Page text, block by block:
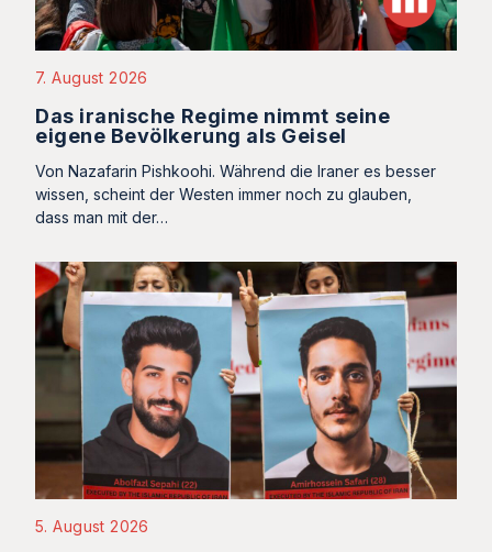
7. August 2026
Das iranische Regime nimmt seine
eigene Bevölkerung als Geisel
Von Nazafarin Pishkoohi. Während die Iraner es besser
wissen, scheint der Westen immer noch zu glauben,
dass man mit der…
5. August 2026